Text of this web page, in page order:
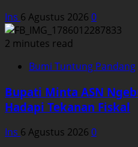
Ins 6 Agustus 2026 0
2 minutes read
Bumi Tuntung Pandang
Bupati Minta ASN
Hadapi Tekanan Fiskal
Ins 6 Agustus 2026 0